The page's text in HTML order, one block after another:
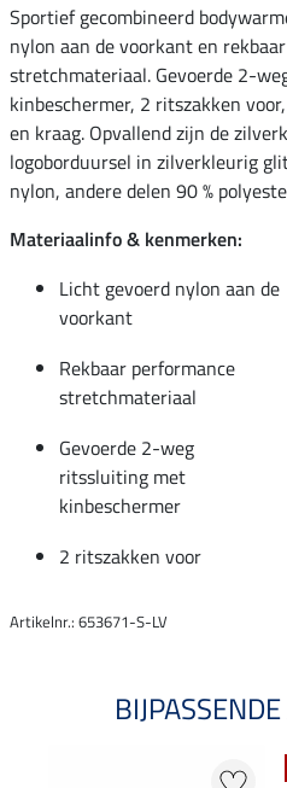
Sportief gecombineerd
nylon aan de voorkant en
stretchmateriaal. Gevoerde 2-
kinbeschermer, 2 ritszakken
en kraag. Opvallend zijn de
logoborduursel in zilverkleurig
nylon, andere delen 90 %
Materiaalinfo & kenmerken:
Licht gevoerd nylon aan de
voorkant
Rekbaar performance
stretchmateriaal
Gevoerde 2-weg
ritssluiting met
kinbeschermer
2 ritszakken voor
Artikelnr.: 653671-S-LV